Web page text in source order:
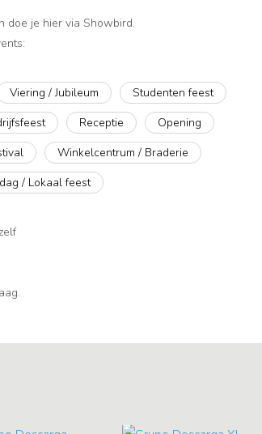
doe je hier via Showbird.
Viering / Jubileum
Studenten feest
Receptie
Opening
Winkelcentrum / Braderie
/ Lokaal feest